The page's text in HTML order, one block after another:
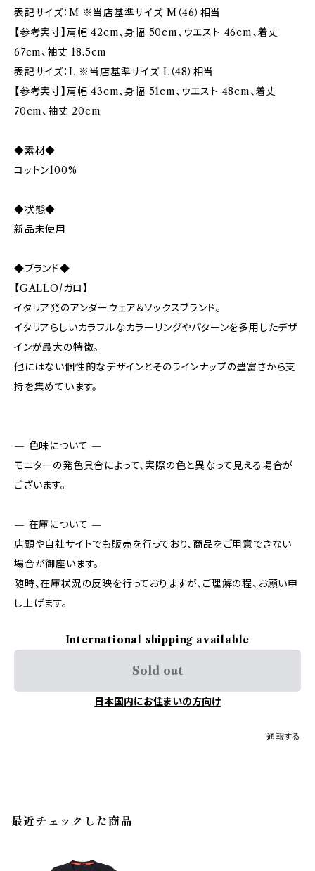
表記サイズ：M ※当店基準サイズ M（46）相当
【参考実寸】肩幅 42cm、身幅 50cm、ウエスト 46cm、着丈
67cm、袖丈 18.5cm
表記サイズ：L ※当店基準サイズ L（48）相当
【参考実寸】肩幅 43cm、身幅 51cm、ウエスト 48cm、着丈
70cm、袖丈 20cm
◆素材◆
コットン100%
◆状態◆
新品未使用
◆ブランド◆
【GALLO/ガロ】
イタリア発のアンダーウェア＆ソックスブランド。
イタリアらしいカラフルなカラーリングやパターンを多用したデザ
インが最大の特徴。
他にはない個性的なデザインとそのラインナップの豊富さから支
持を集めています。
— 色味について —
モニターの発色具合によって、実際の色と異なって見える場合が
ございます。
— 在庫について —
店頭や自社サイトでも販売を行っており、商品をご用意できない
場合が御座います。
随時、在庫状況の反映を行っておりますが、ご理解の程、お願い申
し上げます。
International shipping available
Sold out
日本国内にお住まいの方向け
通報する
最近チェックした商品